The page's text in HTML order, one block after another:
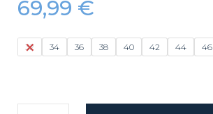
69,99 €
32 34 36 38 40 42 44 46